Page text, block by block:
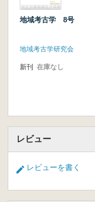
地域考古学 8号
地域考古学研究会
新刊 在庫なし
レビュー
レビューを書く